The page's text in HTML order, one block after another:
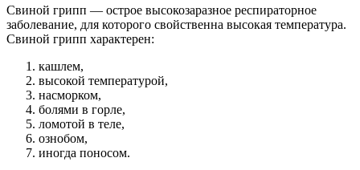
Свиной грипп — острое высокозаразное респираторное
заболевание, для которого свойственна высокая температура.
Свиной грипп характерен:
кашлем,
высокой температурой,
насморком,
болями в горле,
ломотой в теле,
ознобом,
иногда поносом.